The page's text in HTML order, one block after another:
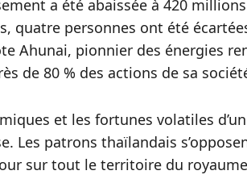
a été abaissée à 420
quatre personnes ont été
Ahunai, pionnier des énergies
de 80 % des actions de sa
et les fortunes volatiles
patrons thaïlandais
sur tout le territoire du